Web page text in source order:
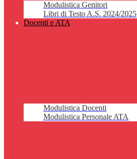
Modulistica Genitori
Libri di Testo A.S. 2024/2025
Docenti e ATA
Modulistica Docenti
Modulistica Personale ATA